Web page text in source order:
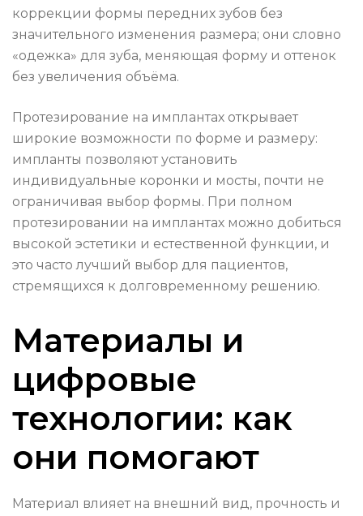
коррекции формы передних зубов без
значительного изменения размера; они словно
«одежка» для зуба, меняющая форму и оттенок
без увеличения объёма.
Протезирование на имплантах открывает
широкие возможности по форме и размеру:
импланты позволяют установить
индивидуальные коронки и мосты, почти не
ограничивая выбор формы. При полном
протезировании на имплантах можно добиться
высокой эстетики и естественной функции, и
это часто лучший выбор для пациентов,
стремящихся к долговременному решению.
Материалы и
цифровые
технологии: как
они помогают
Материал влияет на внешний вид, прочность и